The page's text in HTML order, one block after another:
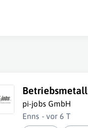
pi-jobs GmbH
Enns - vor 6 T